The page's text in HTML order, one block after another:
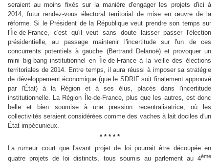
seraient au moins fixés sur la manière d'engager les projets d'ici à
2014, futur rendez-vous électoral territorial de mise en œuvre de la
réforme. Si le Président de la République veut prendre son temps sur
l'Île-de-France, c'est qu'il veut sans doute laisser passer l'élection
présidentielle, au passage maintenir l'incertitude sur l'un de ces
concurrents potentiels à gauche (Bertrand Delanoë) et provoquer un
mini big-bang institutionnel en Île-de-France à la veille des élections
territoriales de 2014. Entre temps, il aura réussi à imposer sa stratégie
de développement économique (que le SDRIF soit finalement approuvé
par l'État) à la Région et à ses élus, placés dans l'incertitude
institutionnelle. La Région Île-de-France, plus que les autres, est donc
belle et bien soumise à une pression recentralisatrice, où les
collectivités seraient considérées comme des vaches à lait dociles d'un
État impécunieux.
* * * * *
La rumeur court que l'avant projet de loi pourrait être découpée en
quatre projets de loi distincts, tous soumis au parlement au 4ème